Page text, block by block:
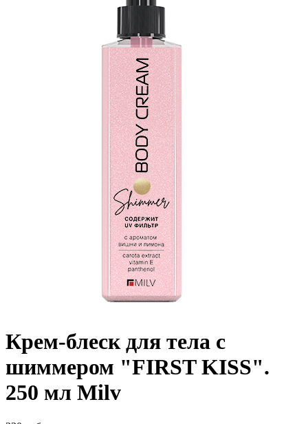
Крем-блеск для тела с
шиммером "FIRST KISS".
250 мл Milv